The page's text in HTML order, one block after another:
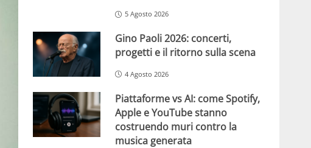
5 Agosto 2026
Gino Paoli 2026: concerti,
progetti e il ritorno sulla scena
4 Agosto 2026
Piattaforme vs AI: come Spotify,
Apple e YouTube stanno
costruendo muri contro la
musica generata